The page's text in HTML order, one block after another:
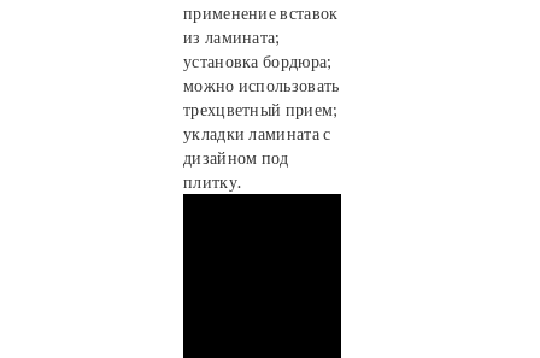
применение вставок
из ламината;
установка бордюра;
можно использовать
трехцветный прием;
укладки ламината с
дизайном под
плитку.